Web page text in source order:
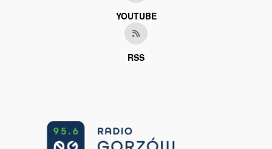
YOUTUBE
RSS